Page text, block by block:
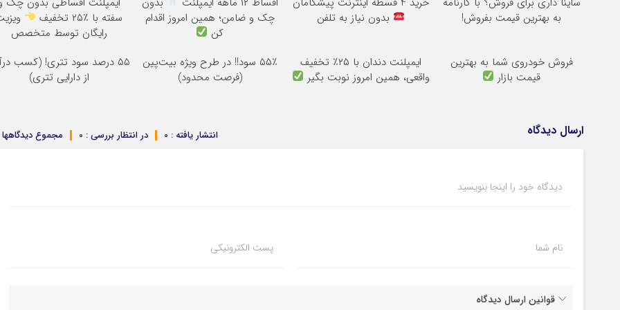
به بهترین قیمت بفروش!
بدون نیاز به تلفن
چک و ضامن؛ همین امروز اقدام
کن
سفته با ٪۲۵ تخفیف
رایگان توسط متخصص
فروش خودروی شما به بهترین
قیمت بازار
ایمپلنت دندان با ۲۵٪ تخفیف
واقعی، همین امروز نوبت بگیر
۵۵٪ سود!! در طرح ویژه بیت‌پین
(فرصت محدود)
۵۵ درصد سود تتری! (کسب
از دارایی تتری)
ارسال دیدگاه مجموع دیدگاهها در انتظار بررسی : 0 انتشار یافته : 0
دیدگاه خود را اینجا بنویسید
نام شما پست الکترونیکی
قوانین ارسال دیدگاه